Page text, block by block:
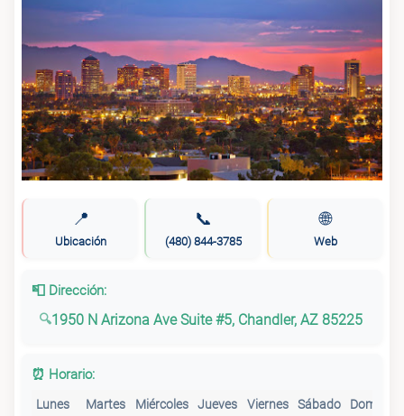
📍
Ubicación
📞
(480) 844-3785
🌐
Web
📮 Dirección:
1950 N Arizona Ave Suite #5, Chandler, AZ 85225
⏰ Horario:
Lunes Martes Miércoles Jueves Viernes Sábado Domingo